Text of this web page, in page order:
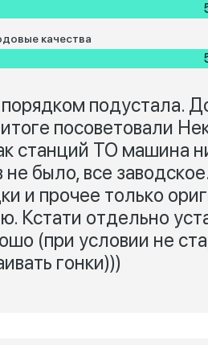
качества
подустала.
посоветовали
станций ТО машина
было, все
и прочее только
Кстати отдельно
(при условии не
гонки)))